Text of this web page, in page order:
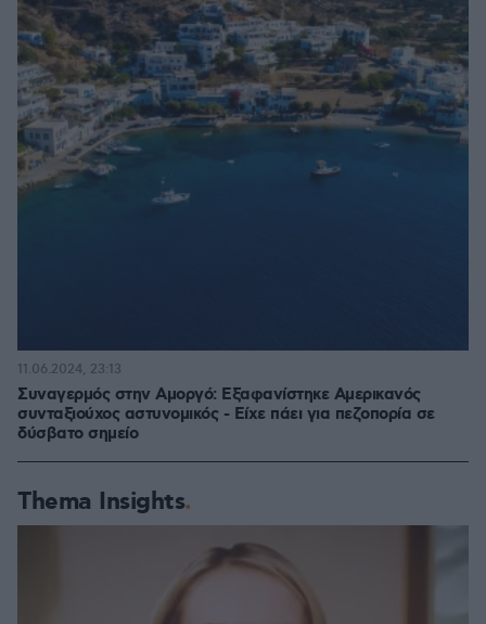
Συναγερμός στην Αμοργό: Εξαφανίστηκε Αμερικανός
συνταξιούχος αστυνομικός - Είχε πάει για πεζοπορία σε
δύσβατο σημείο
11.06.2024, 23:13
Thema Insights